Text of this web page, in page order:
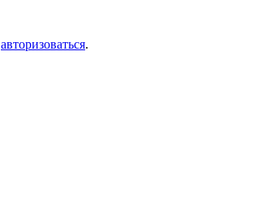
авторизоваться.